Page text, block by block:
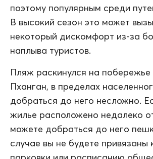
поэтому популярным среди
В высокий сезон это может
некоторый дискомфорт из-за
наплыва туристов.
Пляж раскинулся на
Пханган, в пределах
добраться до него несложно.
жилье расположено недалеко
можете добраться до него
случае вы не будете привязаны